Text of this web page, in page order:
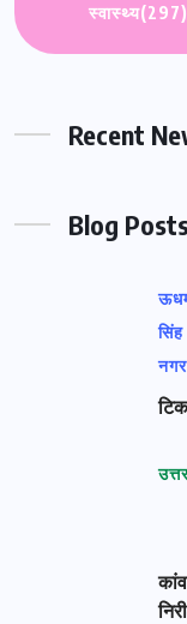
स्वास्थ्य(297)
Recent
Blog
सिंह
नगर